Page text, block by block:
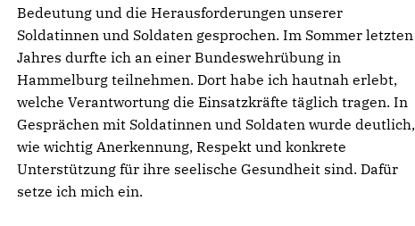
Bedeutung und die Herausforderungen unserer
Soldatinnen und Soldaten gesprochen. Im Sommer letzten
Jahres durfte ich an einer Bundeswehrübung in
Hammelburg teilnehmen. Dort habe ich hautnah erlebt,
welche Verantwortung die Einsatzkräfte täglich tragen. In
Gesprächen mit Soldatinnen und Soldaten wurde deutlich,
wie wichtig Anerkennung, Respekt und konkrete
Unterstützung für ihre seelische Gesundheit sind. Dafür
setze ich mich ein.